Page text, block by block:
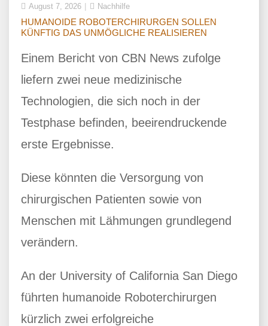
August 7, 2026 Nachhilfe
HUMANOIDE ROBOTERCHIRURGEN SOLLEN
KÜNFTIG DAS UNMÖGLICHE REALISIEREN
Einem Bericht von CBN News zufolge
liefern zwei neue medizinische
Technologien, die sich noch in der
Testphase befinden, beeirendruckende
erste Ergebnisse.
Diese könnten die Versorgung von
chirurgischen Patienten sowie von
Menschen mit Lähmungen grundlegend
verändern.
An der University of California San Diego
führten humanoide Roboterchirurgen
kürzlich zwei erfolgreiche